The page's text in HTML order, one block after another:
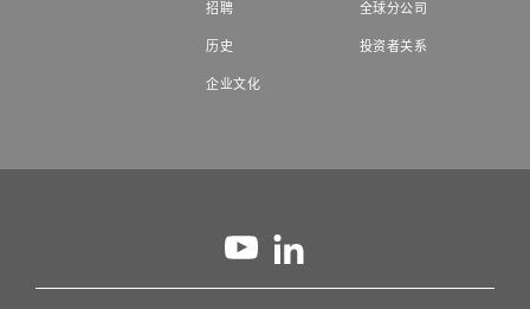
招聘
历史
企业文化
全球分公司
投资者关系